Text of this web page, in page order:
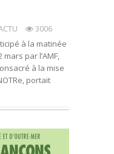
3006
à la matinée
par l’AMF,
à la mise
portait